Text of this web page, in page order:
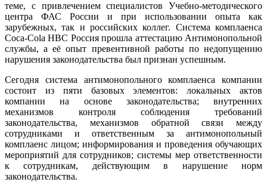
теме, с привлечением специалистов Учебно-методического
центра ФАС России и при использовании опыта как
зарубежных, так и российских коллег. Система комплаенса
Coca‑Cola HBC Россия прошла аттестацию Антимонопольной
службы, а её опыт превентивной работы по недопущению
нарушения законодательства был признан успешным.
Сегодня система антимонопольного комплаенса компании
состоит из пяти базовых элементов: локальных актов
компании на основе законодательства; внутренних
механизмов контроля соблюдения требований
законодательства, механизмов обратной связи между
сотрудниками и ответственным за антимонопольный
комплаенс лицом; информирования и проведения обучающих
мероприятий для сотрудников; системы мер ответственности
к сотрудникам, действующим в нарушение норм
законодательства.